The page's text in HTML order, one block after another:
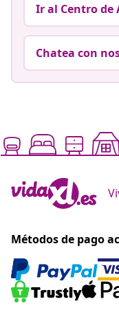
Ir al Centro de
Chatea con
Métodos de pago